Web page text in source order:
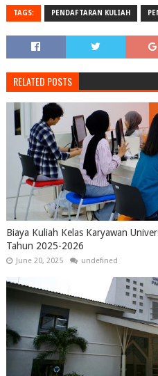
TAGS: PENDAFTARAN KULIAH
RELATED POSTS
Biaya Kuliah Kelas Karyawan
Tahun 2025-2026
June 20, 2025 undefined